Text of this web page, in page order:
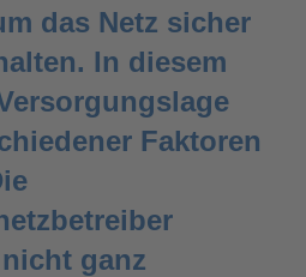
das Netz sicher
In diesem
Faktoren
ganz